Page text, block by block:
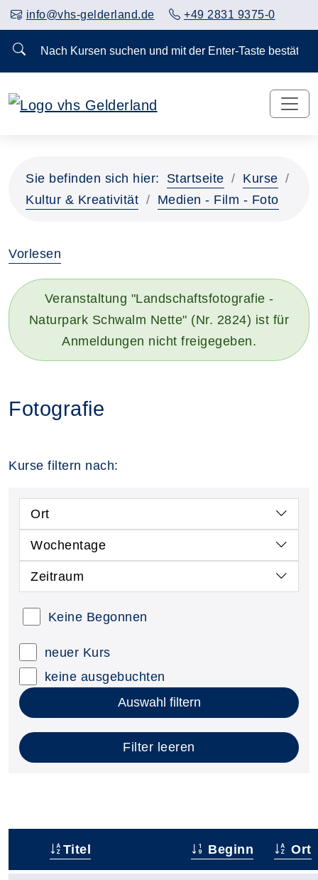
info@vhs-gelderland.de +49 2831 9375-0
Nach Kursen suchen und mit der Enter-Taste
Sie befinden sich hier: Startseite
Kurse
Kultur & Kreativität
Medien - Film - Foto
Vorlesen
Veranstaltung "Landschaftsfotografie -
Naturpark Schwalm Nette" (Nr. 2824) ist für
Anmeldungen nicht freigegeben.
Fotografie
Kurse filtern nach:
Ort
Wochentage
Zeitraum
Keine Begonnen
neuer Kurs
keine ausgebuchten
Auswahl filtern
Filter leeren
Titel Beginn Ort